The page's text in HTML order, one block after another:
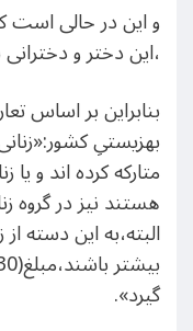
و این در حالی است
،این دختر و
بنابراین بر اساس
بهزیستیِ
متارکه کرده اند و یا
هستند نیز در گروه
گیرد».